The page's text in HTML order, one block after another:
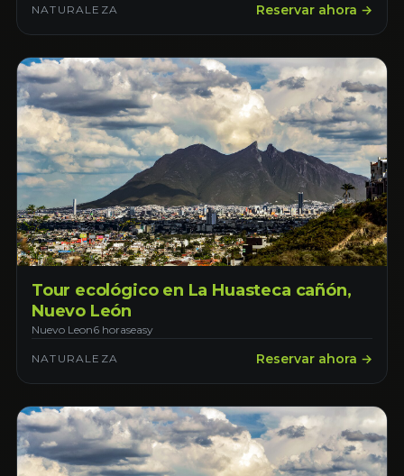
NATURALEZA Reservar ahora →
Tour ecológico en La Huasteca cañón,
Nuevo León
Nuevo Leon6 horaseasy
NATURALEZA Reservar ahora →